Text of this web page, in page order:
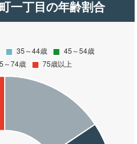
一丁目の年齢割合